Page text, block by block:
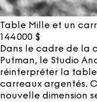
Table Mille et un
144 000 $
Dans le cadre de la
Putman, le Studio
réinterpréter la
carreaux argentés.
nouvelle dimension